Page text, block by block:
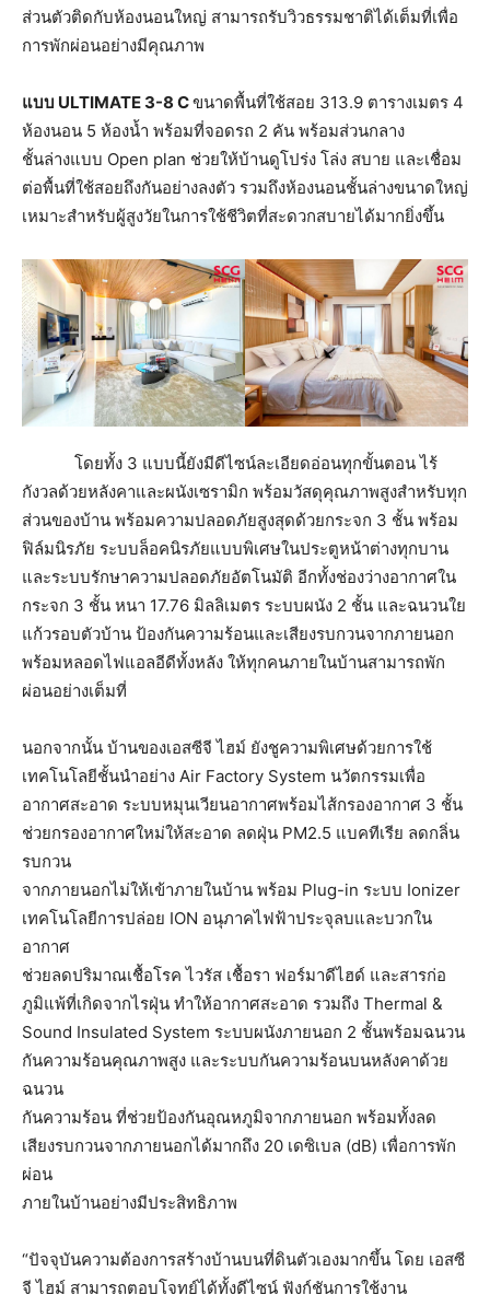
ส่วนตัวติดกับห้องนอนใหญ่ สามารถรับวิวธรรมชาติได้เต็มที่เพื่อ
การพักผ่อนอย่างมีคุณภาพ
แบบ ULTIMATE 3-8 Cขนาดพื้นที่ใช้สอย 313.9 ตารางเมตร 4
ห้องนอน 5 ห้องน้ำ พร้อมที่จอดรถ 2 คัน พร้อมส่วนกลาง
ชั้นล่างแบบ Open plan ช่วยให้บ้านดูโปร่ง โล่ง สบาย และเชื่อม
ต่อพื้นที่ใช้สอยถึงกันอย่างลงตัว รวมถึงห้องนอนชั้นล่างขนาดใหญ่
เหมาะสำหรับผู้สูงวัยในการใช้ชีวิตที่สะดวกสบายได้มากยิ่งขึ้น
โดยทั้ง 3 แบบนี้ยังมีดีไซน์ละเอียดอ่อนทุกขั้นตอน ไร้
กังวลด้วยหลังคาและผนังเซรามิก พร้อมวัสดุคุณภาพสูงสำหรับทุก
ส่วนของบ้าน พร้อมความปลอดภัยสูงสุดด้วยกระจก 3 ชั้น พร้อม
ฟิล์มนิรภัย ระบบล็อคนิรภัยแบบพิเศษในประตูหน้าต่างทุกบาน
และระบบรักษาความปลอดภัยอัตโนมัติ อีกทั้งช่องว่างอากาศใน
กระจก 3 ชั้น หนา 17.76 มิลลิเมตร ระบบผนัง 2 ชั้น และฉนวนใย
แก้วรอบตัวบ้าน ป้องกันความร้อนและเสียงรบกวนจากภายนอก
พร้อมหลอดไฟแอลอีดีทั้งหลัง ให้ทุกคนภายในบ้านสามารถพัก
ผ่อนอย่างเต็มที่
นอกจากนั้น บ้านของเอสซีจี ไฮม์ ยังชูความพิเศษด้วยการใช้
เทคโนโลยีชั้นนำอย่าง Air Factory System นวัตกรรมเพื่อ
อากาศสะอาด ระบบหมุนเวียนอากาศพร้อมไส้กรองอากาศ 3 ชั้น
ช่วยกรองอากาศใหม่ให้สะอาด ลดฝุ่น PM2.5 แบคทีเรีย ลดกลิ่น
รบกวน
จากภายนอกไม่ให้เข้าภายในบ้าน พร้อม Plug-in ระบบ Ionizer
เทคโนโลยีการปล่อย ION อนุภาคไฟฟ้าประจุลบและบวกใน
อากาศ
ช่วยลดปริมาณเชื้อโรค ไวรัส เชื้อรา ฟอร์มาดีไฮด์ และสารก่อ
ภูมิแพ้ที่เกิดจากไรฝุ่น ทำให้อากาศสะอาด รวมถึง Thermal &
Sound Insulated System ระบบผนังภายนอก 2 ชั้นพร้อมฉนวน
กันความร้อนคุณภาพสูง และระบบกันความร้อนบนหลังคาด้วย
ฉนวน
กันความร้อน ที่ช่วยป้องกันอุณหภูมิจากภายนอก พร้อมทั้งลด
เสียงรบกวนจากภายนอกได้มากถึง 20 เดซิเบล (dB) เพื่อการพัก
ผ่อน
ภายในบ้านอย่างมีประสิทธิภาพ
“ปัจจุบันความต้องการสร้างบ้านบนที่ดินตัวเองมากขึ้น โดย เอสซี
จี ไฮม์ สามารถตอบโจทย์ได้ทั้งดีไซน์ ฟังก์ชันการใช้งาน